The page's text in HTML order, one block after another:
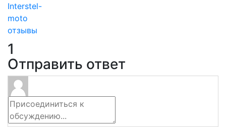
Interstel-
moto
отзывы
1
Отправить ответ